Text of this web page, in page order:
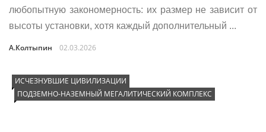
любопытную закономерность: их размер не зависит от
высоты установки, хотя каждый дополнительный ...
А.Колтыпин 02.03.2026
ИСЧЕЗНУВШИЕ ЦИВИЛИЗАЦИИ
ПОДЗЕМНО-НАЗЕМНЫЙ МЕГАЛИТИЧЕСКИЙ КОМПЛЕКС